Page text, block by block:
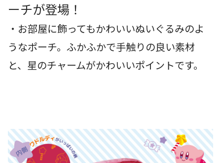
ーチが登場！
・お部屋に飾ってもかわいいぬいぐるみのよ
うなポーチ。ふかふかで手触りの良い素材
と、星のチャームがかわいいポイントです。